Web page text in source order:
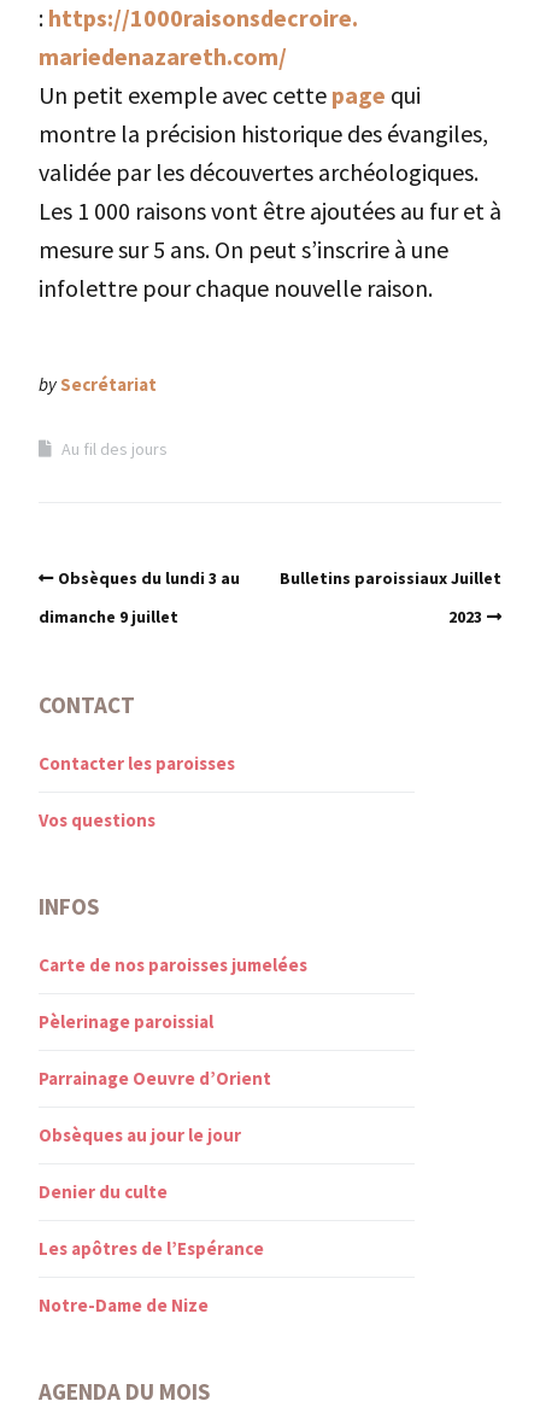
: https://1000raisonsdecroire.
mariedenazareth.com/
Un petit exemple avec cette page qui
montre la précision historique des évangiles,
validée par les découvertes archéologiques.
Les 1 000 raisons vont être ajoutées au fur et à
mesure sur 5 ans. On peut s’inscrire à une
infolettre pour chaque nouvelle raison.
bySecrétariat
Au fil des jours
Obsèques du lundi 3 au
dimanche 9 juillet
Bulletins paroissiaux Juillet
2023
CONTACT
Contacter les paroisses
Vos questions
INFOS
Carte de nos paroisses jumelées
Pèlerinage paroissial
Parrainage Oeuvre d’Orient
Obsèques au jour le jour
Denier du culte
Les apôtres de l’Espérance
Notre-Dame de Nize
AGENDA DU MOIS